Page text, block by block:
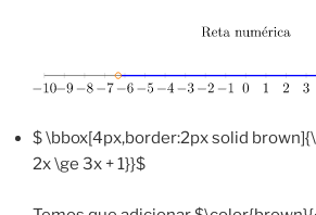
$ \bbox[4px,border:2px solid
2x \ge 3x + 1}}$